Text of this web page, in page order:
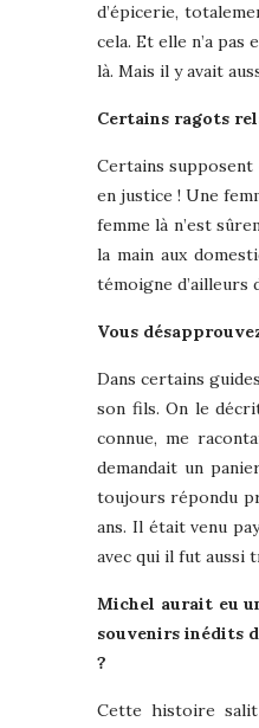
d’épicerie,
cela. Et elle n’a pas
là. Mais il y avait
Certains ragots
Certains supposent
en justice ! Une
femme là n’est
la main aux
témoigne d’ailleurs
Vous
Dans certains
son fils. On le
connue, me
demandait un
toujours répondu
ans. Il était venu
avec qui il fut aussi
Michel aurait eu
souvenirs inédits
?
Cette histoire